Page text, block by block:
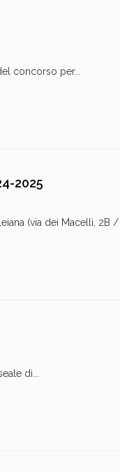
concorso per...
2025
(via dei Macelli, 2B /
di...